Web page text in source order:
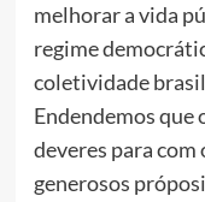
melhorar a vida
regime
coletividade
Endendemos que
deveres para com
generosos